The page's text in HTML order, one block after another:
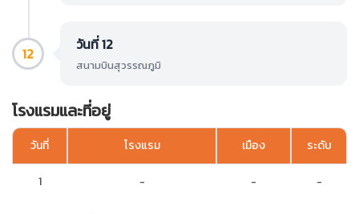
12 วันที่ 12
สนามบินสุวรรณภูมิ
โรงแรมและที่อยู่
วันที่ โรงแรม เมือง ระดับ
1 - - -